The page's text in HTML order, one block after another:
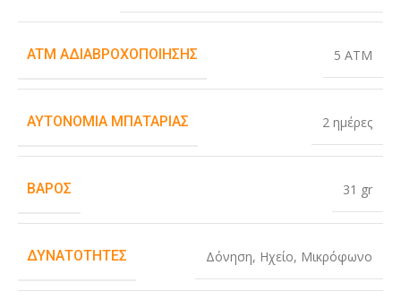
ATM ΑΔΙΑΒΡΟΧΟΠΟΊΗΣΗΣ 5 ATM
ΑΥΤΟΝΟΜΊΑ ΜΠΑΤΑΡΊΑΣ 2 ημέρες
ΒΆΡΟΣ 31 gr
ΔΥΝΑΤΌΤΗΤΕΣ Δόνηση, Ηχείο, Μικρόφωνο